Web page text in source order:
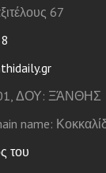
67
ΔΟΥ: ΞΆΝΘΗΣ
name:
του